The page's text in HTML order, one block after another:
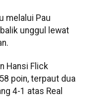
melalui Pau
unggul lewat
Hansi Flick
poin, terpaut dua
4-1 atas Real